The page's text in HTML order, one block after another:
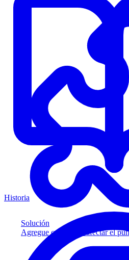
Solución
Agregue crédito sin afectar el
Historia